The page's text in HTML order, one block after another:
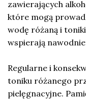
zawierających
które mogą
wodę różaną i
wspierają
Regularne i
toniku różanego
pielęgnacyjne.